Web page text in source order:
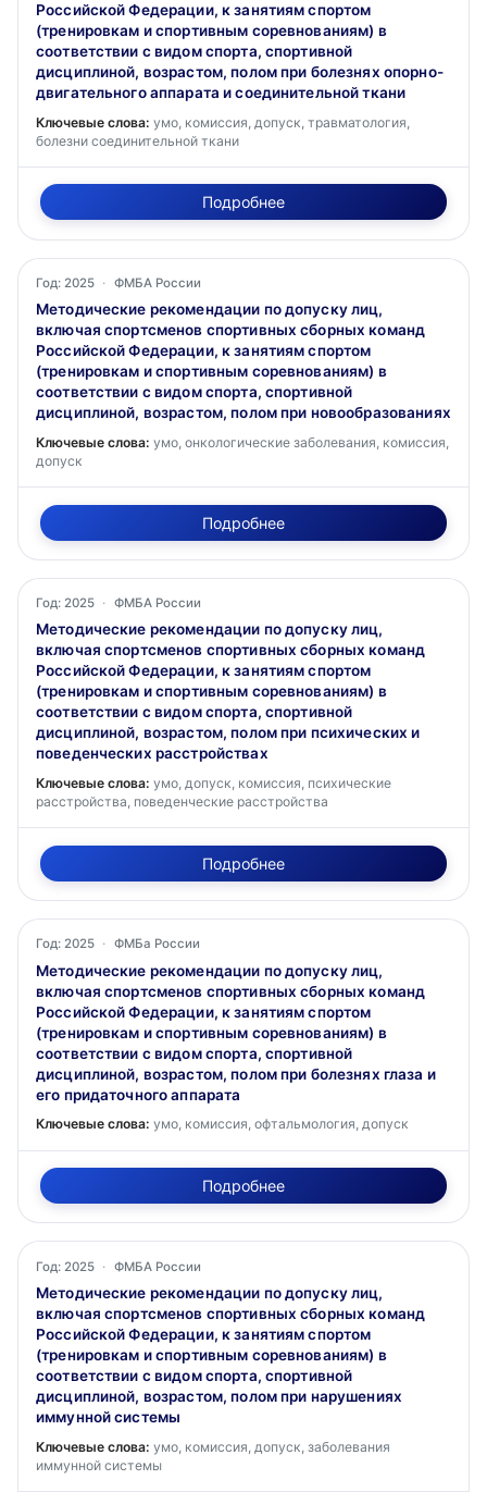
Российской Федерации, к занятиям спортом
(тренировкам и спортивным соревнованиям) в
соответствии с видом спорта, спортивной
дисциплиной, возрастом, полом при болезнях опорно-
двигательного аппарата и соединительной ткани
Ключевые слова: умо, комиссия, допуск, травматология,
болезни соединительной ткани
Подробнее
Год: 2025 · ФМБА России
Методические рекомендации по допуску лиц,
включая спортсменов спортивных сборных команд
Российской Федерации, к занятиям спортом
(тренировкам и спортивным соревнованиям) в
соответствии с видом спорта, спортивной
дисциплиной, возрастом, полом при новообразованиях
Ключевые слова: умо, онкологические заболевания, комиссия,
допуск
Подробнее
Год: 2025 · ФМБА России
Методические рекомендации по допуску лиц,
включая спортсменов спортивных сборных команд
Российской Федерации, к занятиям спортом
(тренировкам и спортивным соревнованиям) в
соответствии с видом спорта, спортивной
дисциплиной, возрастом, полом при психических и
поведенческих расстройствах
Ключевые слова: умо, допуск, комиссия, психические
расстройства, поведенческие расстройства
Подробнее
Год: 2025 · ФМБа России
Методические рекомендации по допуску лиц,
включая спортсменов спортивных сборных команд
Российской Федерации, к занятиям спортом
(тренировкам и спортивным соревнованиям) в
соответствии с видом спорта, спортивной
дисциплиной, возрастом, полом при болезнях глаза и
его придаточного аппарата
Ключевые слова: умо, комиссия, офтальмология, допуск
Подробнее
Год: 2025 · ФМБА России
Методические рекомендации по допуску лиц,
включая спортсменов спортивных сборных команд
Российской Федерации, к занятиям спортом
(тренировкам и спортивным соревнованиям) в
соответствии с видом спорта, спортивной
дисциплиной, возрастом, полом при нарушениях
иммунной системы
Ключевые слова: умо, комиссия, допуск, заболевания
иммунной системы